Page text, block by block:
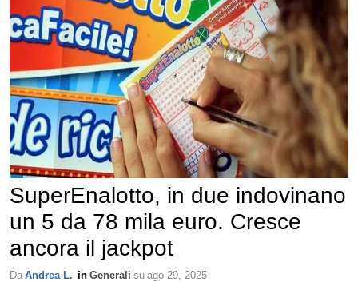
SuperEnalotto, in due indovinano
un 5 da 78 mila euro. Cresce
ancora il jackpot
Da Andrea L. in Generali su ago 29, 2025